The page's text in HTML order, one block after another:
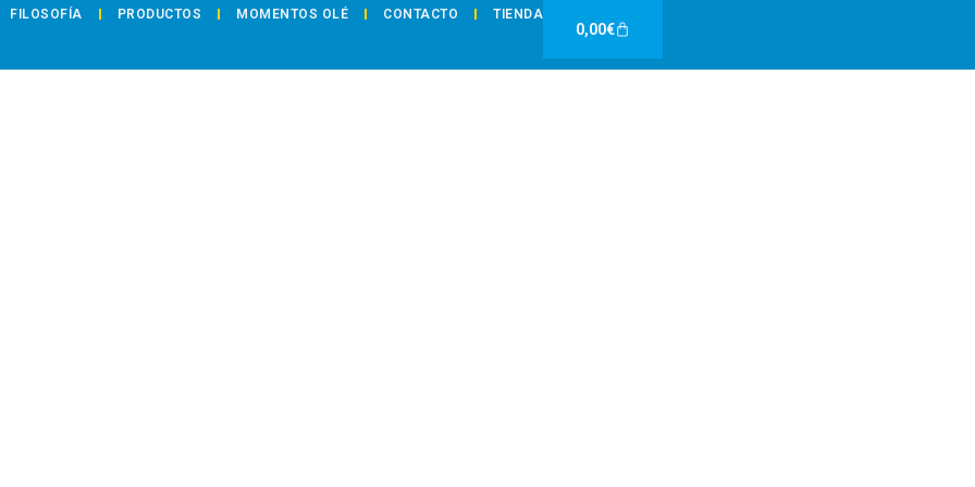
FILOSOFÍA PRODUCTOS MOMENTOS OLÉ CONTACTO TIENDA
0,00€Carrito